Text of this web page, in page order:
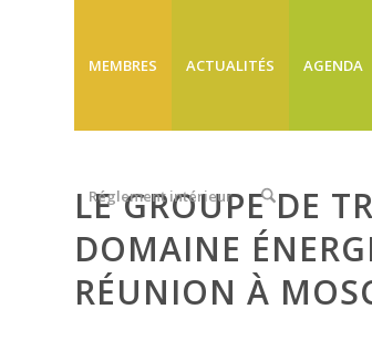
MEMBRES ACTUALITÉS AGENDA
Réglement intérieur
LE GROUPE DE
DOMAINE
RÉUNION À